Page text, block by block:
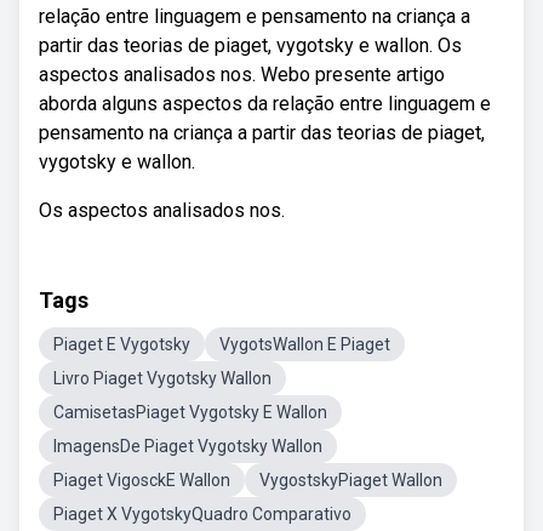
relação entre linguagem e pensamento na criança a
partir das teorias de piaget, vygotsky e wallon. Os
aspectos analisados nos. Webo presente artigo
aborda alguns aspectos da relação entre linguagem e
pensamento na criança a partir das teorias de piaget,
vygotsky e wallon.
Os aspectos analisados nos.
Tags
Piaget E Vygotsky
VygotsWallon E Piaget
Livro Piaget Vygotsky Wallon
CamisetasPiaget Vygotsky E Wallon
ImagensDe Piaget Vygotsky Wallon
Piaget VigosckE Wallon
VygostskyPiaget Wallon
Piaget X VygotskyQuadro Comparativo